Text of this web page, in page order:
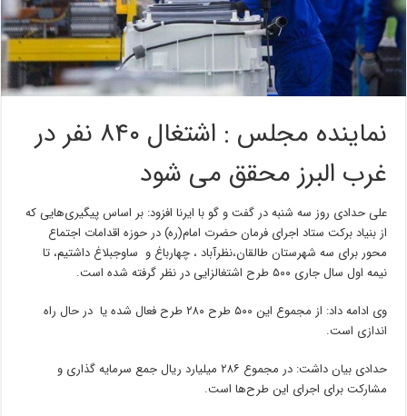
نماینده مجلس : اشتغال ۸۴۰ نفر در
غرب البرز محقق می شود
علی حدادی روز سه شنبه در گفت و گو با ایرنا افزود: بر اساس پیگیری‌هایی که
از بنیاد برکت ستاد اجرای فرمان حضرت امام(ره) در حوزه اقدامات اجتماع
محور برای سه شهرستان طالقان،نظرآباد ، چهارباغ و ساوجبلاغ داشتیم، تا
نیمه اول سال جاری ۵۰۰ طرح اشتغالزایی در نظر گرفته شده است.
وی ادامه داد: از مجموع این ۵۰۰ طرح ۲۸۰ طرح فعال شده یا در حال راه
اندازی است.
حدادی بیان داشت: در مجموع ۲۸۶ میلیارد ریال جمع سرمایه گذاری و
مشارکت برای اجرای این طرح‌ها است.